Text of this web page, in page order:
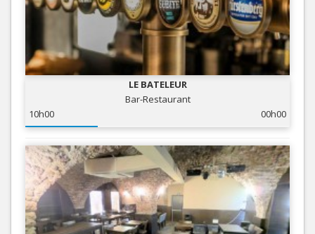
LE BATELEUR
Bar-Restaurant
10h00
00h00